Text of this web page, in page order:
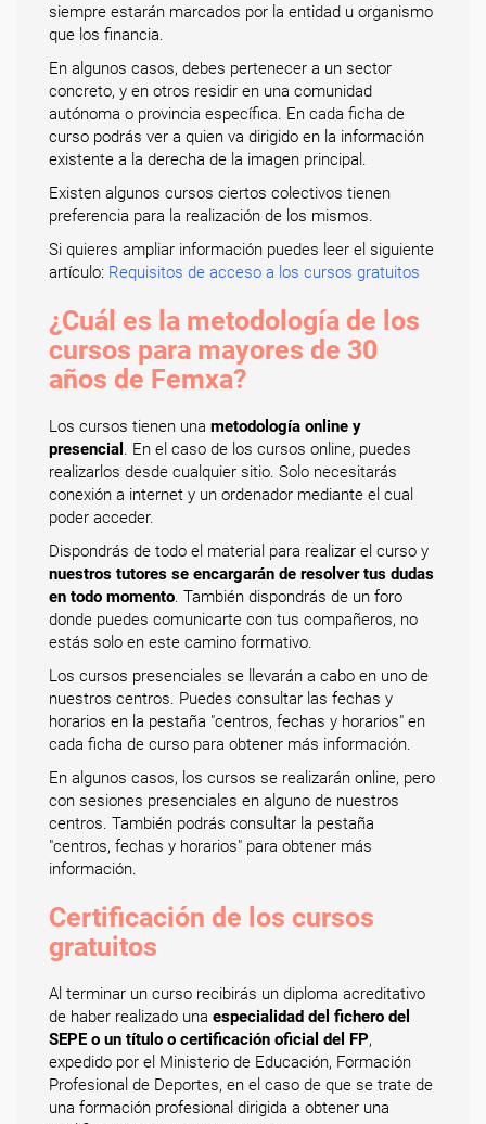
siempre estarán marcados por la entidad u organismo
que los financia.
En algunos casos, debes pertenecer a un sector
concreto, y en otros residir en una comunidad
autónoma o provincia específica. En cada ficha de
curso podrás ver a quien va dirigido en la información
existente a la derecha de la imagen principal.
Existen algunos cursos ciertos colectivos tienen
preferencia para la realización de los mismos.
Si quieres ampliar información puedes leer el siguiente
artículo: Requisitos de acceso a los cursos gratuitos
¿Cuál es la metodología de los
cursos para mayores de 30
años de Femxa?
Los cursos tienen una metodología online y
presencial . En el caso de los cursos online, puedes
realizarlos desde cualquier sitio. Solo necesitarás
conexión a internet y un ordenador mediante el cual
poder acceder.
Dispondrás de todo el material para realizar el curso y
nuestros tutores se encargarán de resolver tus dudas
en todo momento. También dispondrás de un foro
donde puedes comunicarte con tus compañeros, no
estás solo en este camino formativo.
Los cursos presenciales se llevarán a cabo en uno de
nuestros centros. Puedes consultar las fechas y
horarios en la pestaña "centros, fechas y horarios" en
cada ficha de curso para obtener más información.
En algunos casos, los cursos se realizarán online, pero
con sesiones presenciales en alguno de nuestros
centros. También podrás consultar la pestaña
"centros, fechas y horarios" para obtener más
información.
Certificación de los cursos
gratuitos
Al terminar un curso recibirás un diploma acreditativo
de haber realizado una especialidad del fichero del
SEPE o un título o certificación oficial del FP,
expedido por el Ministerio de Educación, Formación
Profesional de Deportes, en el caso de que se trate de
una formación profesional dirigida a obtener una